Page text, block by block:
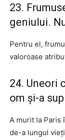
23.
geniului.
Pentru el,
valoroase
24. Uneori
om și-a
A murit la Paris
de-a lungul